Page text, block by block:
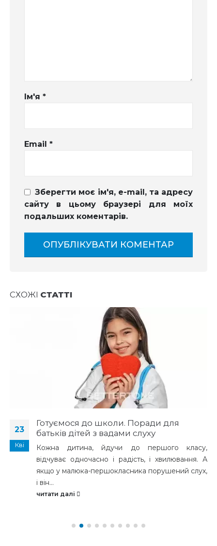
Ім'я *
Email *
Зберегти моє ім'я, e-mail, та адресу
сайту в цьому браузері для моїх
подальших коментарів.
СХОЖІ СТАТТІ
23
Кві
Готуємося до школи. Поради для
батьків дітей з вадами слуху
Кожна дитина, йдучи до першого класу,
відчуває одночасно і радість, і хвилювання. А
якщо у малюка-першокласника порушений слух,
і він...
читати далі